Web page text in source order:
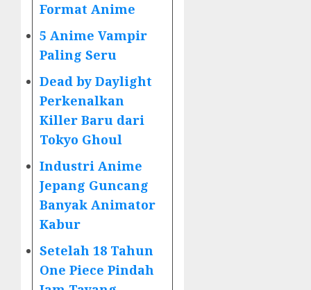
Format Anime
5 Anime Vampir
Paling Seru
Dead by Daylight
Perkenalkan
Killer Baru dari
Tokyo Ghoul
Industri Anime
Jepang Guncang
Banyak Animator
Kabur
Setelah 18 Tahun
One Piece Pindah